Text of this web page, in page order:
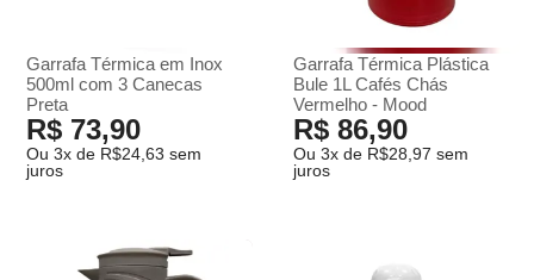
Garrafa Térmica em Inox
500ml com 3 Canecas
Preta
R$ 73,90
Ou 3x de R$24,63 sem
juros
Garrafa Térmica Plástica
Bule 1L Cafés Chás
Vermelho - Mood
R$ 86,90
Ou 3x de R$28,97 sem
juros